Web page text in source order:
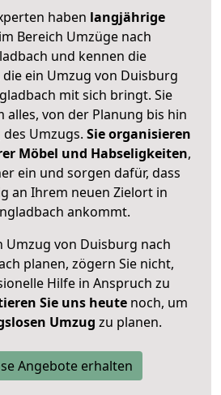
haben langjährige
im Bereich Umzüge nach
und kennen die
ein Umzug von Duisburg
mit sich bringt. Sie
alles, von der Planung bis hin
Umzugs. Sie organisieren
Möbel und Habseligkeiten,
ein und sorgen dafür, dass
an Ihrem neuen Zielort in
ankommt.
Umzug von Duisburg nach
planen, zögern Sie nicht,
Hilfe in Anspruch zu
Sie uns heutenoch, um
Umzug zu planen.
Angebote erhalten